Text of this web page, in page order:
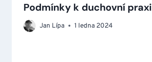
Podmínky k duchovní praxi
Jan Lípa 1 ledna 2024